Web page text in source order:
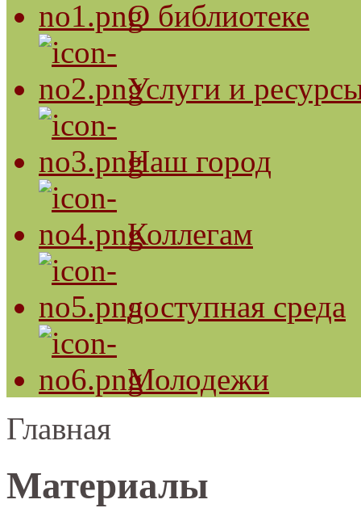
О библиотеке
Услуги и
Наш город
Коллегам
доступная среда
Молодежи
Главная
Материалы